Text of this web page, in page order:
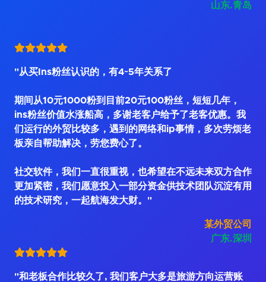
山东.青岛
"从买Ins粉丝认识的，有4~5年关系了
期间从10元1000粉到目前20元100粉丝，短短几年，
ins粉丝价值水涨船高，多谢老客户给予了老客优惠。我
们运行的外贸比较多，遇到的网络和ip事情，多次劳烦老
板亲自帮助解决，劳您费心了。
社交软件，我们一直很重视，也希望在不远未来双方合作
更加紧密，我们愿意投入一部分资金供技术团队沉淀有用
的技术研究，一起航海发大财。"
某外贸公司
广东.深圳
"和老板合作比较久了, 我们客户大多是旅游方向运营账